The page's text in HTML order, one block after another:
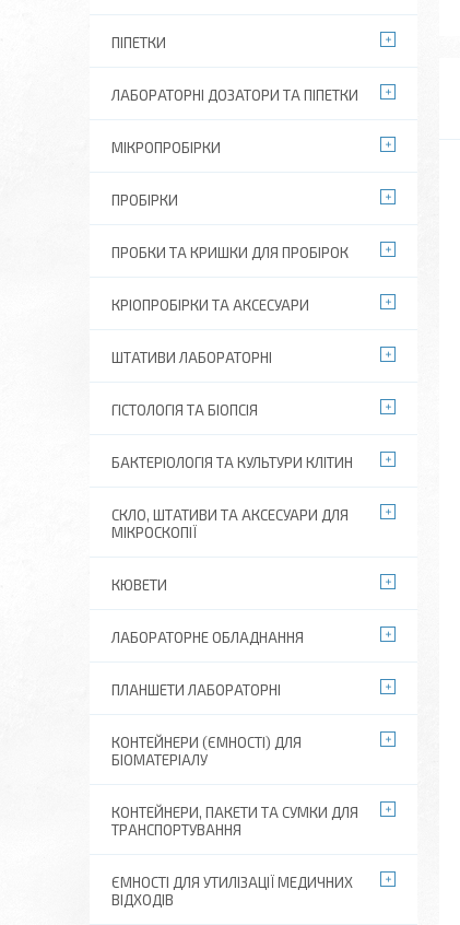
ПІПЕТКИ
ЛАБОРАТОРНІ ДОЗАТОРИ ТА ПІПЕТКИ
МІКРОПРОБІРКИ
ПРОБІРКИ
ПРОБКИ ТА КРИШКИ ДЛЯ ПРОБІРОК
КРІОПРОБІРКИ ТА АКСЕСУАРИ
ШТАТИВИ ЛАБОРАТОРНІ
ГІСТОЛОГІЯ ТА БІОПСІЯ
БАКТЕРІОЛОГІЯ ТА КУЛЬТУРИ КЛІТИН
СКЛО, ШТАТИВИ ТА АКСЕСУАРИ ДЛЯ
МІКРОСКОПІЇ
КЮВЕТИ
ЛАБОРАТОРНЕ ОБЛАДНАННЯ
ПЛАНШЕТИ ЛАБОРАТОРНІ
КОНТЕЙНЕРИ (ЄМНОСТІ) ДЛЯ
БІОМАТЕРІАЛУ
КОНТЕЙНЕРИ, ПАКЕТИ ТА СУМКИ ДЛЯ
ТРАНСПОРТУВАННЯ
ЄМНОСТІ ДЛЯ УТИЛІЗАЦІЇ МЕДИЧНИХ
ВІДХОДІВ